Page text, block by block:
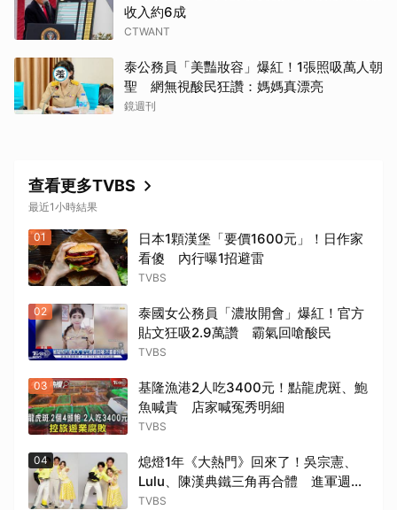
收入約6成
CTWANT
泰公務員「美豔妝容」爆紅！1張照吸萬人朝
聖 網無視酸民狂讚：媽媽真漂亮
鏡週刊
查看更多TVBS
最近1小時結果
01
日本1顆漢堡「要價1600元」！日作家
看傻 內行曝1招避雷
TVBS
02
泰國女公務員「濃妝開會」爆紅！官方
貼文狂吸2.9萬讚 霸氣回嗆酸民
TVBS
03
基隆漁港2人吃3400元！點龍虎斑、鮑
魚喊貴 店家喊冤秀明細
TVBS
04
熄燈1年《大熱門》回來了！吳宗憲、
Lulu、陳漢典鐵三角再合體 進軍週末
時段
TVBS